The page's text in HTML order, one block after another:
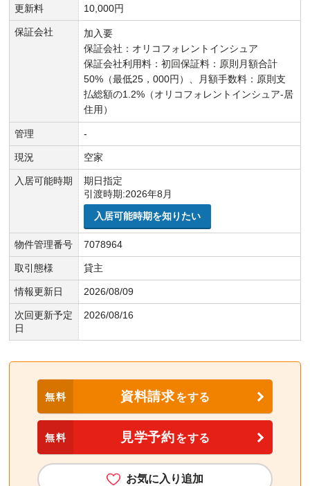
更新料 10,000円
保証会社
加入要
保証会社：オリコフォレントインシュア
保証会社利用料：初回保証料：原則月額合計
50%（最低25，000円）、月額手数料：原則支
払総額の1.2%（オリコフォレントインシュア-居
住用）
管理 -
現況 空家
入居可能時期
期日指定
引渡時期:2026年8月
入居可能時期を知りたい
物件管理番号 7078964
取引態様 貸主
情報更新日 2026/08/09
次回更新予定
日
2026/08/16
無料 資料請求をする
無料 見学予約をする
お気に入り追加